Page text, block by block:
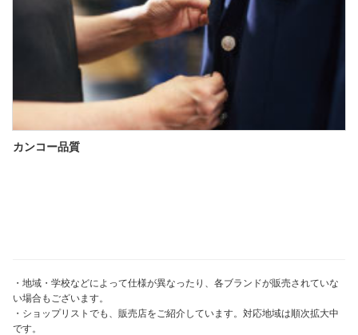
カンコー品質
・地域・学校などによって仕様が異なったり、各ブランドが販売されていな
い場合もございます。
・ショップリストでも、販売店をご紹介しています。対応地域は順次拡大中
です。